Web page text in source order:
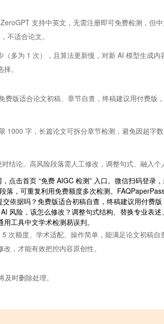
支持中英文，无需注册即可免费检测，但
不适合论文。
多为 1 次），且算法更新慢，对新 AI 模型生成
。
版适合论文初稿、章节自查，终稿建议用付费版
1000 字，长篇论文可拆分章节检测，避免因超字
结论。高风险段落需人工修改，调整句式、融入
点击首页 “免费 AIGC 检测” 入口。微信扫码登录
落，可重复利用免费额度多次检测。
依据吗？免费版适合初稿自查，终稿建议用付费
风险，该怎么修改？调整句式结构、替换专业表
工具中文学术检测易误判。
次额度、学术适配、操作简单，能满足论文初稿
，才能有效把控内容原创性。
时删除处理。